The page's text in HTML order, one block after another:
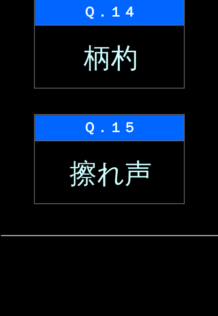
Ｑ．１４
柄杓
Ｑ．１５
擦れ声